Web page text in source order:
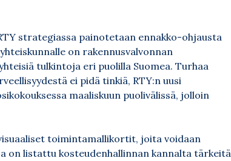
strategiassa painotetaan ennakko-ohjausta
on rakennusvalvonnan
tulkintoja eri puolilla Suomea. Turhaa
ei pidä tinkiä, RTY:n uusi
maaliskuun puolivälissä, jolloin
toimintamallikortit, joita voidaan
on listattu kosteudenhallinnan kannalta tärkeitä